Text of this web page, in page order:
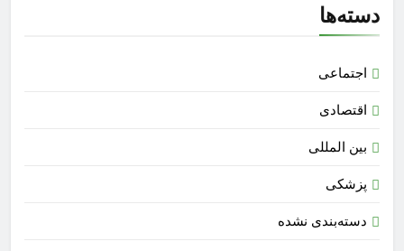
دسته‌ها
اجتماعی
اقتصادی
بین المللی
پزشکی
دسته‌بندی نشده